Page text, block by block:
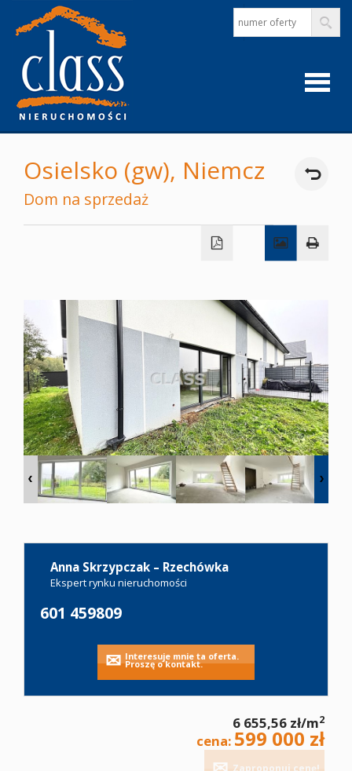
Strona
O
Oferty
Zgłoś
ofertę
Osielsko (gw), Niemcz
Dom na sprzedaż
Anna Skrzypczak – Rzechówka
Ekspert rynku nieruchomości
601 459809
Interesuje mnie ta oferta.
Proszę o kontakt.
6 655,56 zł/m2
cena: 599 000 zł